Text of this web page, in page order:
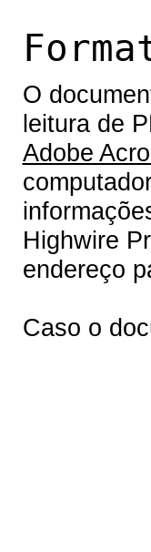
O
leitura de
Adobe
Highwire
endereço
Caso o